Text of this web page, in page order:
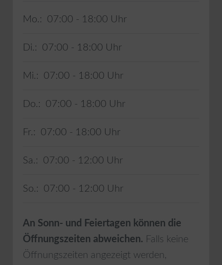
Mo.: 07:00 - 18:00
Di.: 07:00 - 18:00
Mi.: 07:00 - 18:00
Do.: 07:00 - 18:00
Fr.: 07:00 - 18:00
Sa.: 07:00 - 12:00
So.: 07:00 - 12:00
An Sonn- und Feiertagen können die
Öffnungszeiten abweichen. Falls keine
Öffnungszeiten angezeigt werden,